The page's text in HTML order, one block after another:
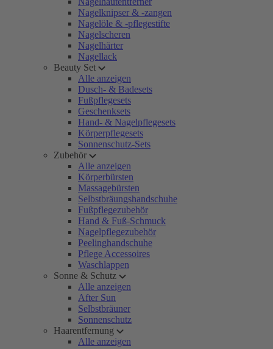
Nagelknipser & -zangen
Nagelöle & -pflegestifte
Nagelscheren
Nagelhärter
Nagellack
Beauty Set
Alle anzeigen
Dusch- & Badesets
Fußpflegesets
Geschenksets
Hand- & Nagelpflegesets
Körperpflegesets
Sonnenschutz-Sets
Zubehör
Alle anzeigen
Körperbürsten
Massagebürsten
Selbstbräungshandschuhe
Fußpflegezubehör
Hand & Fuß-Schmuck
Nagelpflegezubehör
Peelinghandschuhe
Pflege Accessoires
Waschlappen
Sonne & Schutz
Alle anzeigen
After Sun
Selbstbräuner
Sonnenschutz
Haarentfernung
Alle anzeigen